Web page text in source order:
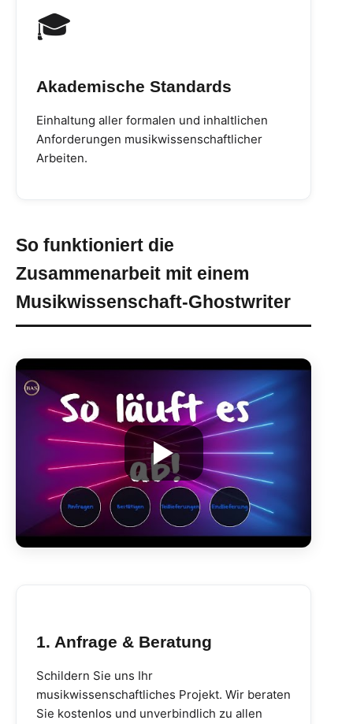
🎓
Akademische Standards
Einhaltung aller formalen und inhaltlichen
Anforderungen musikwissenschaftlicher
Arbeiten.
So funktioniert die
Zusammenarbeit mit einem
Musikwissenschaft-Ghostwriter
1. Anfrage & Beratung
Schildern Sie uns Ihr
musikwissenschaftliches Projekt. Wir beraten
Sie kostenlos und unverbindlich zu allen